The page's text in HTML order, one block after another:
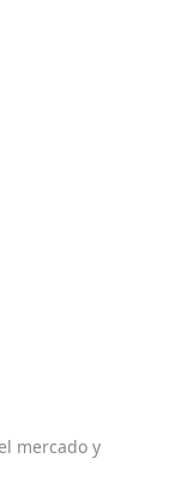
mercado y